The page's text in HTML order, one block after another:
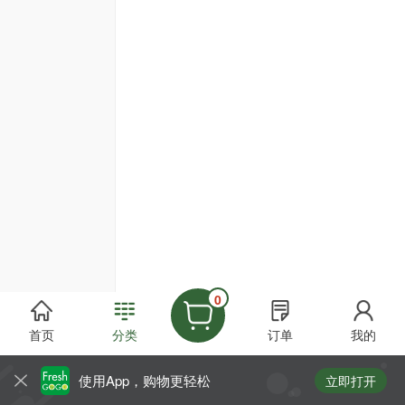
首页 分类
0
订单
我的
使用App，购物更轻松 立即打开